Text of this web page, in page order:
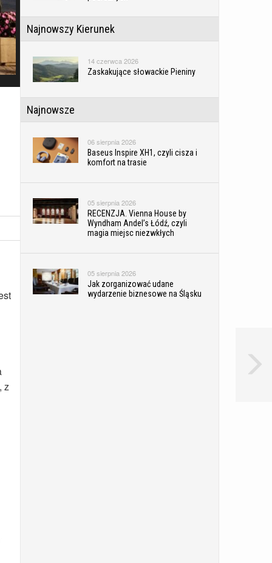
z
Najnowszy Kierunek
14 czerwca 2026
Zaskakujące słowackie Pieniny
Najnowsze
06 sierpnia 2026
Baseus Inspire XH1, czyli cisza i
komfort na trasie
05 sierpnia 2026
RECENZJA. Vienna House by
Wyndham Andel’s Łódź, czyli
magia miejsc niezwkłych
05 sierpnia 2026
Jak zorganizować udane
wydarzenie biznesowe na Śląsku